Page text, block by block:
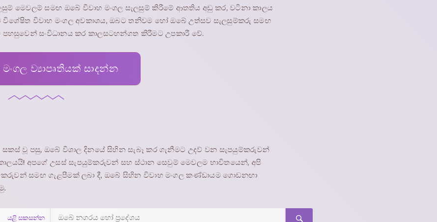
මෙවලම් සමඟ ඔබේ විවාහ මංගල සැලසුම් කිරීමේ ආතතිය අඩු කර, වටිනා කාලය
විවාහ මංගල අවකාශය, ඔබට තනිවම හෝ ඔබේ උත්සව සැලසුම්කරු සමඟ
සංවිධානය කර කාලසටහන්ගත කිරීමට උපකාරී වේ.
ව්‍යාපෘතියක් සාදන්න
සකස් වූ පසු, ඔබේ විශාල දිනයේ සිහින සැබෑ කර ගැනීමට උදව් වන සැපයුම්කරුවන්
අපගේ උසස් සැපයුම්කරුවන් සහ ස්ථාන සෙවුම් මෙවලම භාවිතයෙන්, අපි
සමඟ ගැළපීමක් ලබා දී, ඔබේ සිහින විවාහ මංගල කණ්ඩායම ගොඩනඟා
යළි සකසන්න